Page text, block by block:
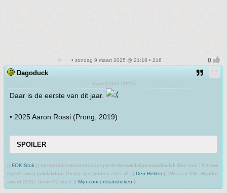
• zondag 9 maart 2025 @ 21:16 • 216
Dagoduck
Karel (2003-2022)
Daar is de eerste van dit jaar.
• 2025 Aaron Rossi (Prong, 2019)
SPOILER
|| FOK!Stok || tatatatatataatatatattaaaaapiediedieuwtididipieuwpidibididi She said I'll throw
myself away pididididum They're just photos after all! || Den Helder || Winnaar VBL Wijndal-
award 2020: beste AZ-user! || Mijn concertstatistieken ||